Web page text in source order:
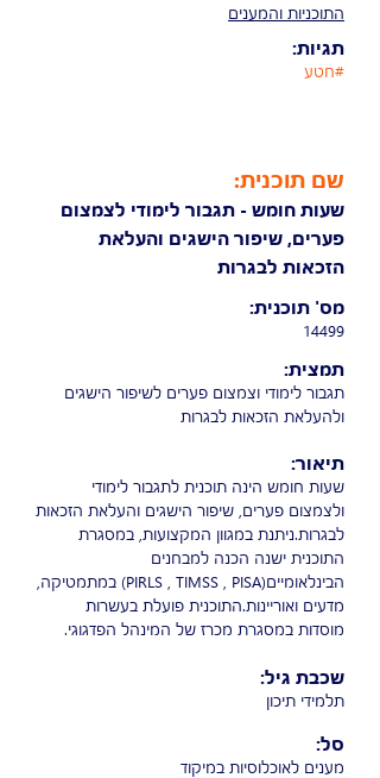
התוכניות והמענים
#חטע
תגיות:
שם תוכנית:
שעות חומש - תגבור לימודי לצמצום
פערים, שיפור הישגים והעלאת
הזכאות לבגרות
14499
תגבור לימודי וצמצום פערים לשיפור הישגים
ולהעלאת הזכאות לבגרות
שעות חומש הינה תוכנית לתגבור לימודי
ולצמצום פערים, שיפור הישגים והעלאת הזכאות
לבגרות.ניתנת במגוון המקצועות, במסגרת
התוכנית ישנה הכנה למבחנים
הבינלאומיים(PIRLS , TIMSS , PISA) במתמטיקה,
מדעים ואוריינות.התוכנית פועלת בעשרות
מוסדות במסגרת מכרז של המינהל הפדגוגי.
מס' תוכנית:
תמצית:
תיאור:
תלמידי תיכון
מענים לאוכלוסיות במיקוד
שכבת גיל:
סל: